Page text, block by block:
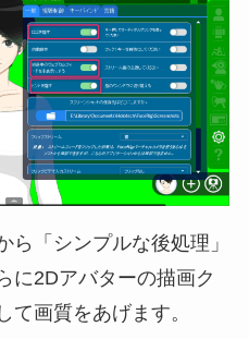
ら「シンプルな後処理」
に2Dアバターの描画ク
て画質をあげます。